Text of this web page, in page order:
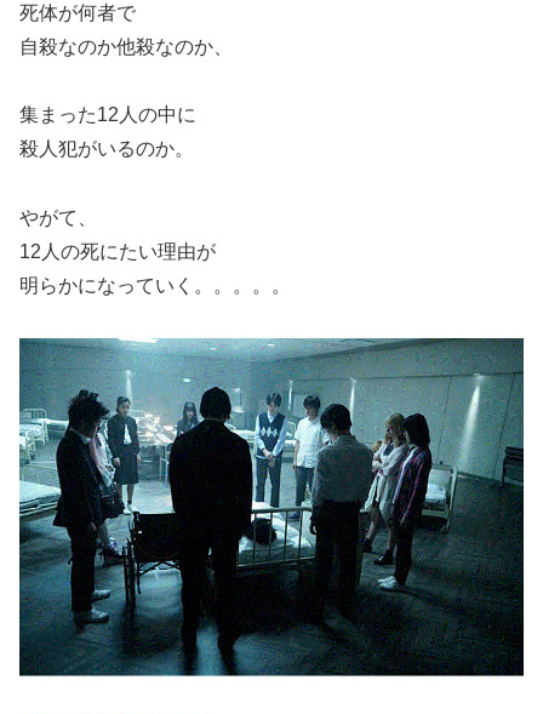
死体が何者で
自殺なのか他殺なのか、
集まった12人の中に
殺人犯がいるのか。
やがて、
12人の死にたい理由が
明らかになっていく。。。。。